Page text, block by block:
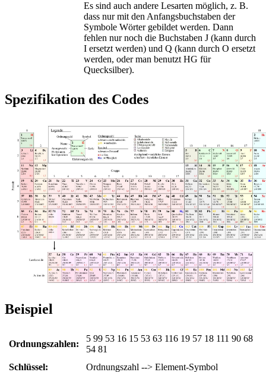
Es sind auch andere Lesarten möglich, z. B.
dass nur mit den Anfangsbuchstaben der
Symbole Wörter gebildet werden. Dann
fehlen nur noch die Buchstaben J (kann durch
I ersetzt werden) und Q (kann durch O ersetzt
werden, oder man benutzt HG für
Quecksilber).
Spezifikation des Codes
Beispiel
Ordnungszahlen:
5 99 53 16 15 53 63 116 19 57 18 111 90 68
54 81
Schlüssel:
Ordnungszahl --> Element-Symbol